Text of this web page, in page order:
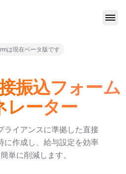
は現在ベータ版です
振込フォーム
レーター
ライアンスに準拠した直接
に作成し、給与設定を効率
単に削減します。